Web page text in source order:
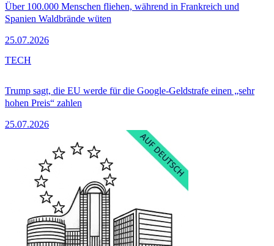
Über 100.000 Menschen fliehen, während in Frankreich und
Spanien Waldbrände wüten
25.07.2026
Trump sagt, die EU werde für die Google-Geldstrafe einen „sehr
hohen Preis“ zahlen
25.07.2026
TECH